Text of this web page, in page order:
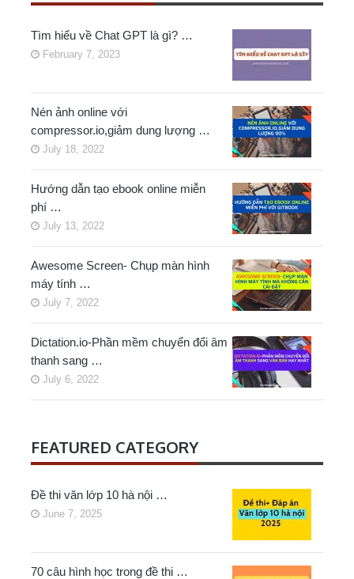
Tìm hiểu về Chat GPT là gì? …
February 7, 2023
Nén ảnh online với
compressor.io,giảm dung lượng …
July 18, 2022
Hướng dẫn tạo ebook online miễn
phí …
July 13, 2022
Awesome Screen- Chụp màn hình
máy tính …
July 7, 2022
Dictation.io-Phần mềm chuyển đổi âm
thanh sang …
July 6, 2022
FEATURED CATEGORY
Đề thi văn lớp 10 hà nội …
June 7, 2025
70 câu hình học trong đề thi …